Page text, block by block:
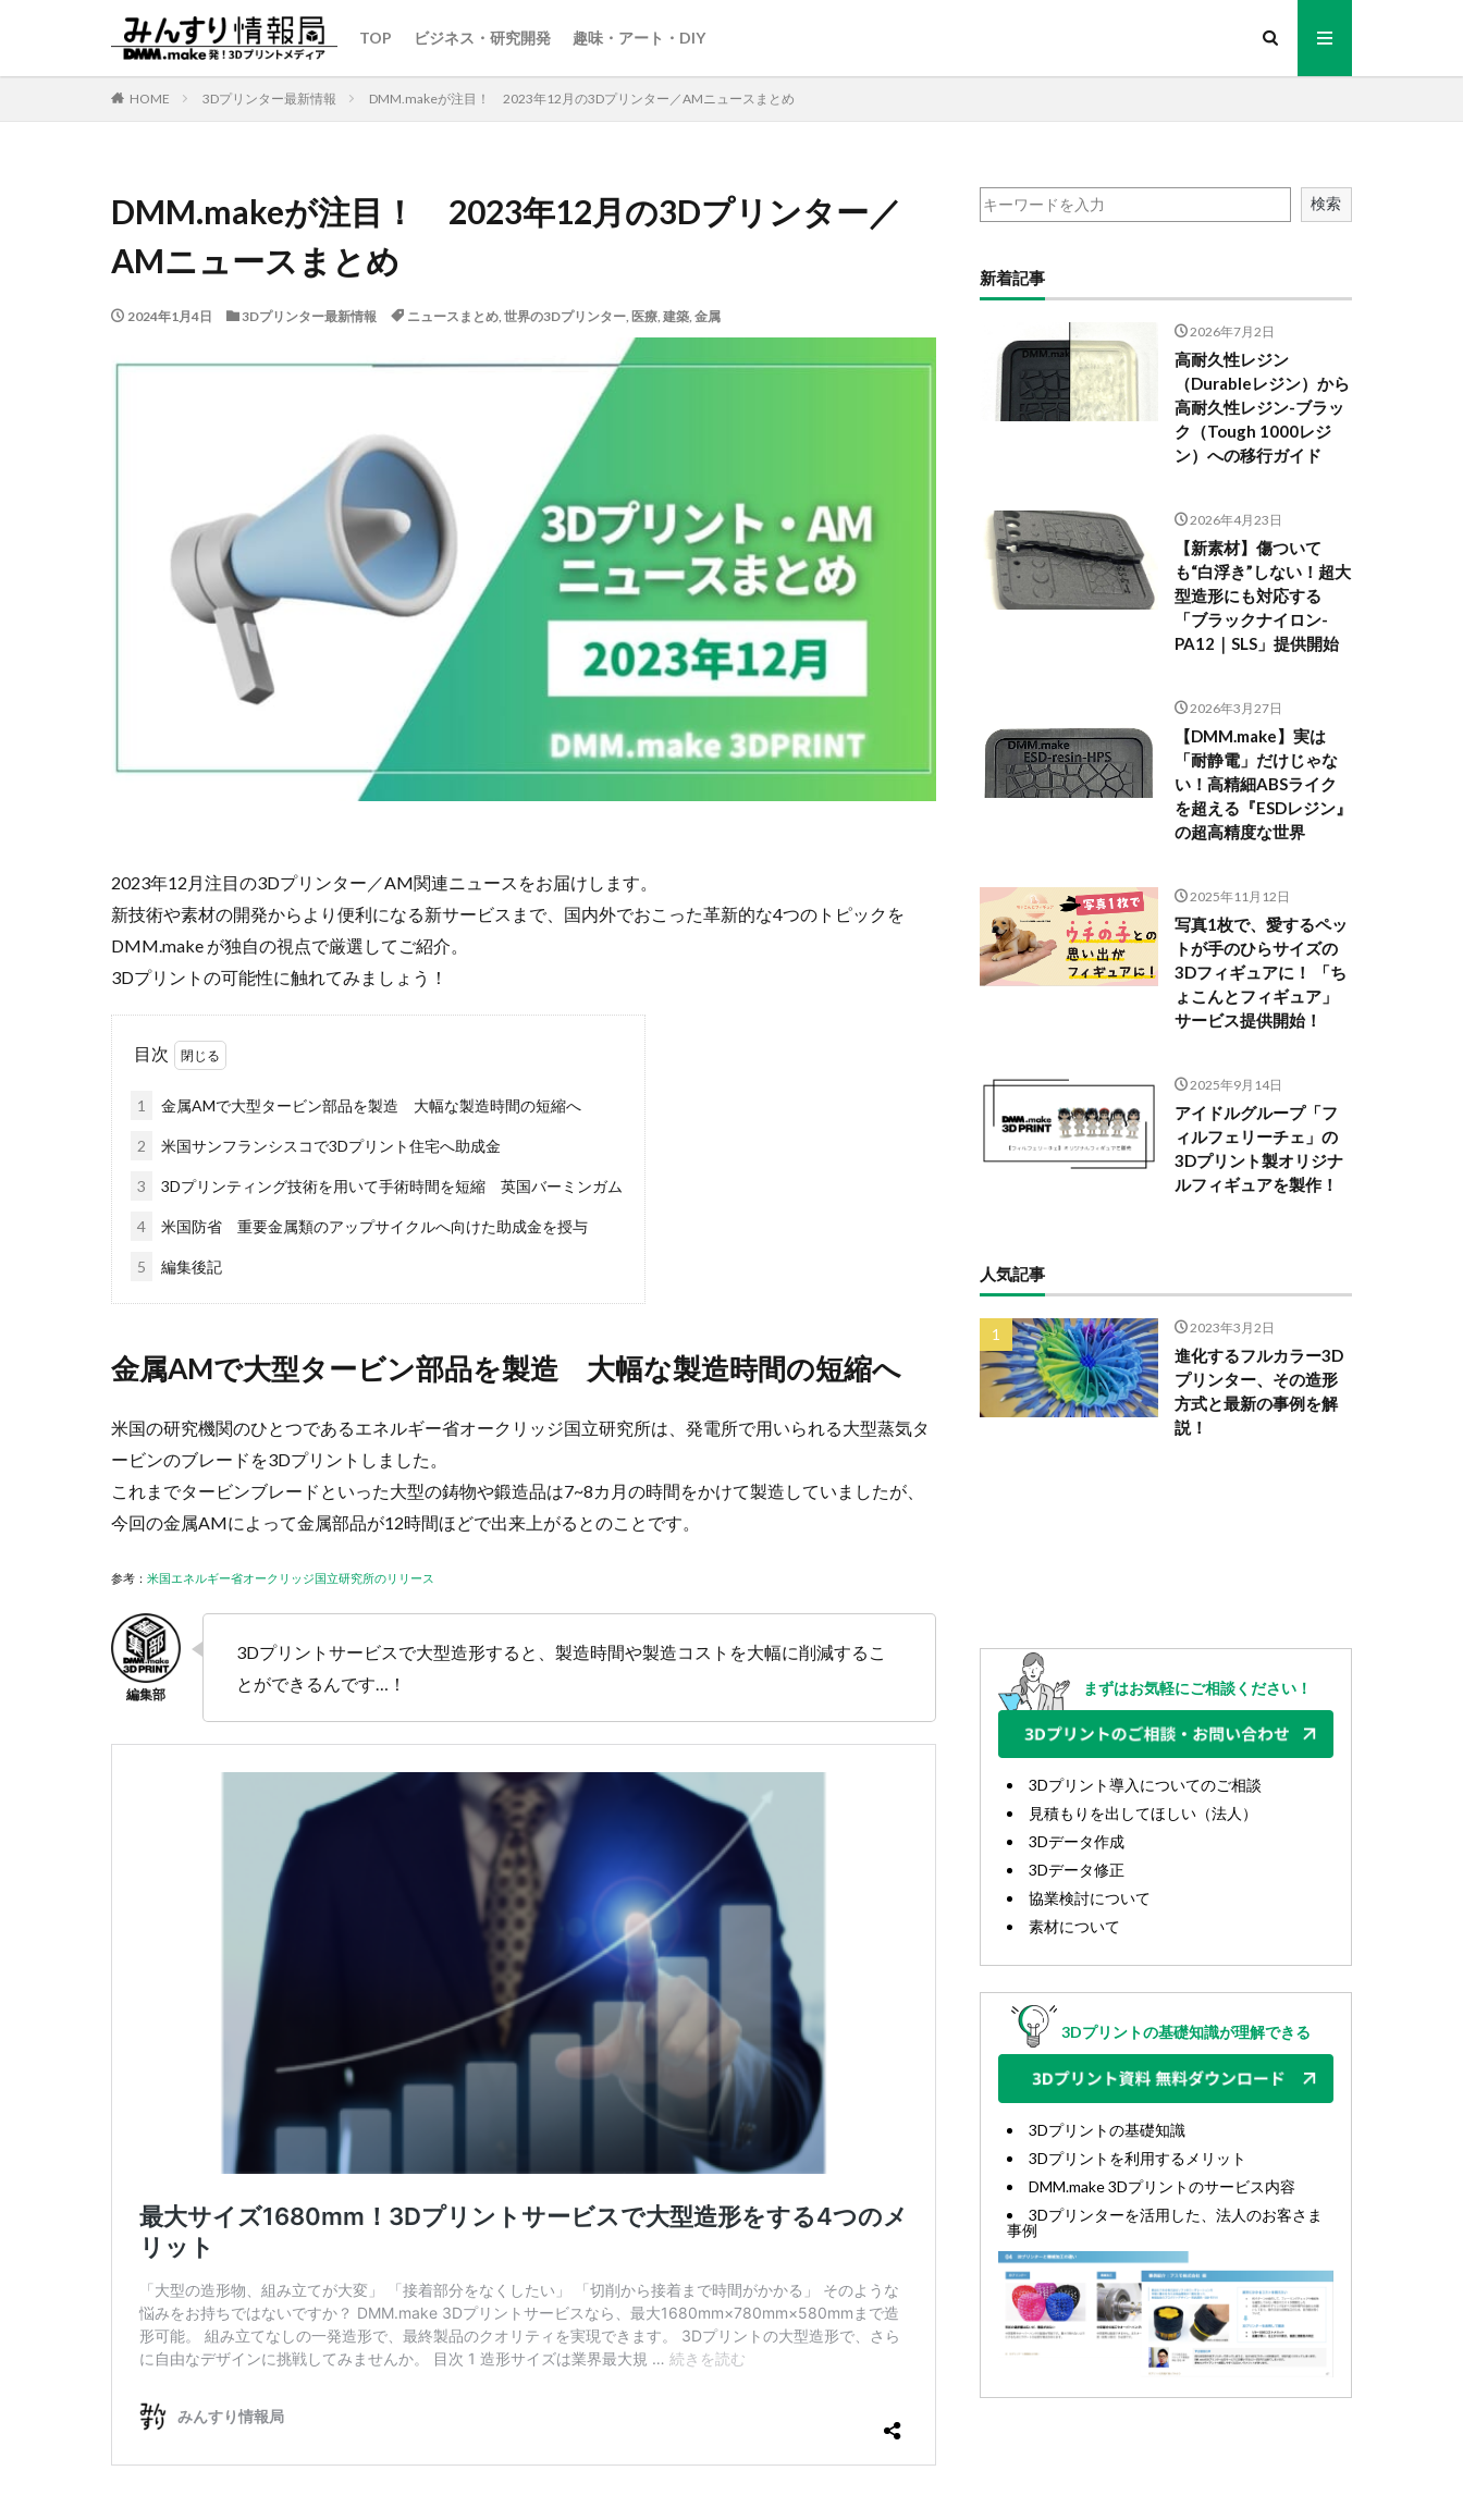
TOP ビジネス・研究開発 趣味・アート・DIY
HOME 3Dプリンター最新情報 DMM.makeが注目！ 2023年12月の3Dプリンター／AMニュースまとめ
DMM.makeが注目！ 2023年12月の3Dプリンター／
AMニュースまとめ
2024年1月4日 3Dプリンター最新情報 ニュースまとめ, 世界の3Dプリンター, 医療, 建築, 金属
2023年12月注目の3Dプリンター／AM関連ニュースをお届けします。
新技術や素材の開発からより便利になる新サービスまで、国内外でおこった革新的な4つのトピックを
DMM.make が独自の視点で厳選してご紹介。
3Dプリントの可能性に触れてみましょう！
目次
1 金属AMで大型タービン部品を製造 大幅な製造時間の短縮へ
2 米国サンフランシスコで3Dプリント住宅へ助成金
3 3Dプリンティング技術を用いて手術時間を短縮 英国バーミンガム
4 米国防省 重要金属類のアップサイクルへ向けた助成金を授与
5 編集後記
金属AMで大型タービン部品を製造 大幅な製造時間の短縮へ
米国の研究機関のひとつであるエネルギー省オークリッジ国立研究所は、発電所で用いられる大型蒸気タ
ービンのブレードを3Dプリントしました。
これまでタービンブレードといった大型の鋳物や鍛造品は7~8カ月の時間をかけて製造していましたが、
今回の金属AMによって金属部品が12時間ほどで出来上がるとのことです。
参考： 米国エネルギー省オークリッジ国立研究所のリリース
3Dプリントサービスで大型造形すると、製造時間や製造コストを大幅に削減するこ
とができるんです…！
検索
新着記事
2026年7月2日
高耐久性レジン
（Durableレジン）から
高耐久性レジン-ブラッ
ク（Tough 1000レジ
ン）への移行ガイド
2026年4月23日
【新素材】傷ついて
も“白浮き”しない！超大
型造形にも対応する
「ブラックナイロン-
PA12｜SLS」提供開始
2026年3月27日
【DMM.make】実は
「耐静電」だけじゃな
い！高精細ABSライク
を超える『ESDレジン』
の超高精度な世界
2025年11月12日
写真1枚で、愛するペッ
トが手のひらサイズの
3Dフィギュアに！ 「ち
ょこんとフィギュア」
サービス提供開始！
2025年9月14日
アイドルグループ「フ
ィルフェリーチェ」の
3Dプリント製オリジナ
ルフィギュアを製作！
人気記事
2023年3月2日
進化するフルカラー3D
プリンター、その造形
方式と最新の事例を解
説！
まずはお気軽にご相談ください！
3Dプリント導入についてのご相談
見積もりを出してほしい（法人）
3Dデータ作成
3Dデータ修正
協業検討について
素材について
3Dプリントの基礎知識が理解できる
3Dプリントの基礎知識
3Dプリントを利用するメリット
DMM.make 3Dプリントのサービス内容
3Dプリンターを活用した、法人のお客さま
事例